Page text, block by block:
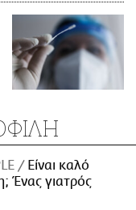
Είναι καλό
Ένας γιατρός